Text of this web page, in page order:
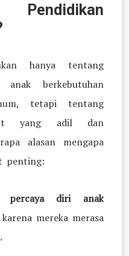
hanya tentang
berkebutuhan
tetapi tentang
yang adil dan
alasan mengapa
penting:
percaya diri anak
mereka merasa